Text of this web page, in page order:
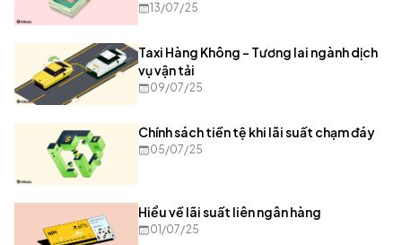
13/07/25
Taxi Hàng Không – Tương lai ngành dịch
vụ vận tải
09/07/25
Chính sách tiền tệ khi lãi suất chạm đáy
05/07/25
Hiểu về lãi suất liên ngân hàng
01/07/25